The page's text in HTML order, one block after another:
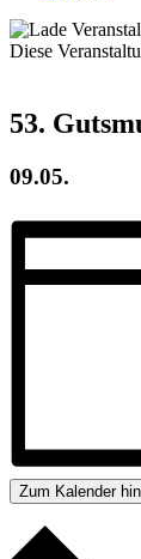
Diese
53.
09.05.
Zum Kalender